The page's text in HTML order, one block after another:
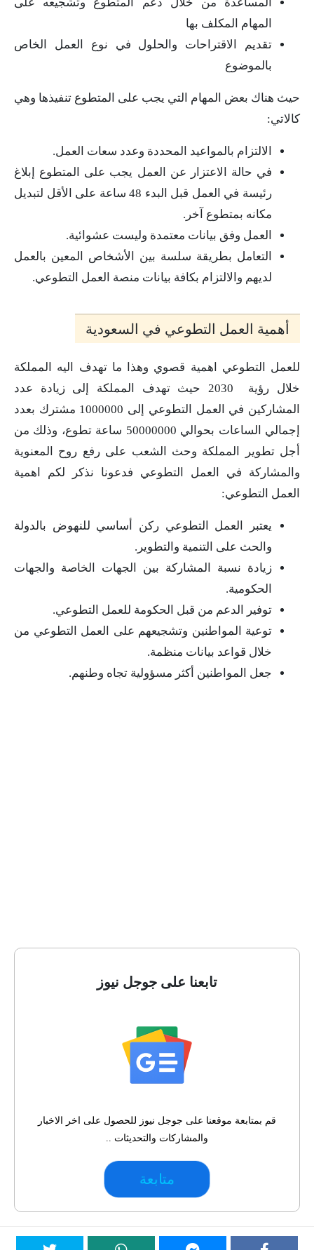
المهام المكلف بها
تقديم الاقتراحات والحلول في نوع العمل الخاص
بالموضوع
حيث هناك بعض المهام التي يجب على المتطوع تنفيذها وهي
كالاتي:
الالتزام بالمواعيد المحددة وعدد سعات العمل.
في حالة الاعتزار عن العمل يجب على المتطوع إبلاغ
رئيسة في العمل قبل البدء 48 ساعة على الأقل لتبديل
مكانه بمتطوع آخر.
العمل وفق بيانات معتمدة وليست عشوائية.
التعامل بطريقة سلسة بين الأشخاص المعين بالعمل
لديهم والالتزام بكافة بيانات منصة العمل التطوعي.
أهمية العمل التطوعي في السعودية
للعمل التطوعي اهمية قصوي وهذا ما تهدف اليه المملكة
خلال رؤية 2030 حيث تهدف المملكة إلى زيادة عدد
المشاركين في العمل التطوعي إلى 1000000 مشترك بعدد
إجمالي الساعات بحوالي 50000000 ساعة تطوع، وذلك من
أجل تطوير المملكة وحث الشعب على رفع روح المعنوية
والمشاركة في العمل التطوعي فدعونا نذكر لكم اهمية
العمل التطوعي:
يعتبر العمل التطوعي ركن أساسي للنهوض بالدولة
والحث على التنمية والتطوير.
زيادة نسبة المشاركة بين الجهات الخاصة والجهات
الحكومية.
توفير الدعم من قبل الحكومة للعمل التطوعي.
توعية المواطنين وتشجيعهم على العمل التطوعي من
خلال قواعد بيانات منظمة.
جعل المواطنين أكثر مسؤولية تجاه وطنهم.
تابعنا على جوجل نيوز
قم بمتابعة موقعنا على جوجل نيوز للحصول على اخر الاخبار
والمشاركات والتحديثات ..
متابعة